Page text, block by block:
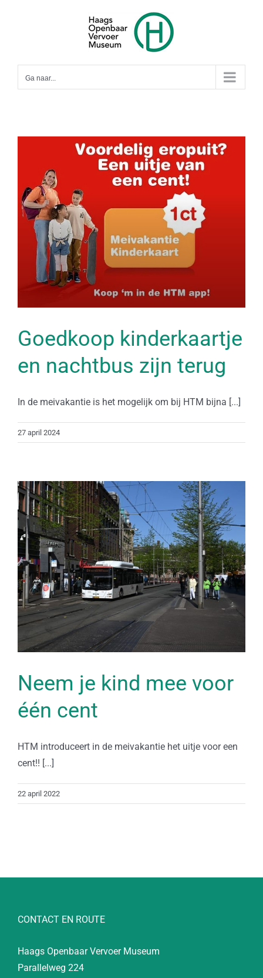
Ga naar...
Goedkoop kinderkaartje
en nachtbus zijn terug
In de meivakantie is het mogelijk om bij HTM bijna [...]
27 april 2024
Neem je kind mee voor
één cent
HTM introduceert in de meivakantie het uitje voor een
cent!! [...]
22 april 2022
CONTACT EN ROUTE
Haags Openbaar Vervoer Museum
Parallelweg 224